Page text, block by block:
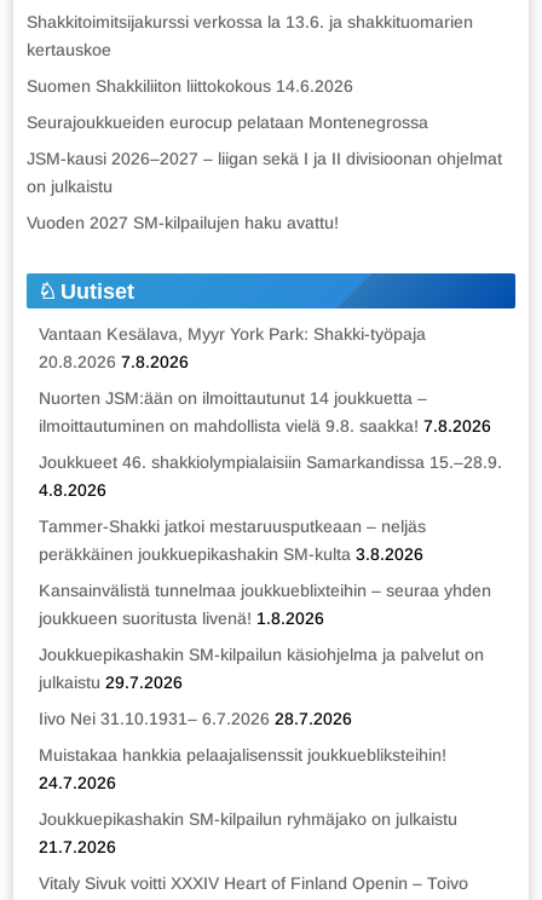
Shakkitoimitsijakurssi verkossa la 13.6. ja shakkituomarien
kertauskoe
Suomen Shakkiliiton liittokokous 14.6.2026
Seurajoukkueiden eurocup pelataan Montenegrossa
JSM-kausi 2026–2027 – liigan sekä I ja II divisioonan ohjelmat
on julkaistu
Vuoden 2027 SM-kilpailujen haku avattu!
Uutiset
Vantaan Kesälava, Myyr York Park: Shakki-työpaja
20.8.2026 7.8.2026
Nuorten JSM:ään on ilmoittautunut 14 joukkuetta –
ilmoittautuminen on mahdollista vielä 9.8. saakka! 7.8.2026
Joukkueet 46. shakkiolympialaisiin Samarkandissa 15.–28.9.
4.8.2026
Tammer-Shakki jatkoi mestaruusputkeaan – neljäs
peräkkäinen joukkuepikashakin SM-kulta 3.8.2026
Kansainvälistä tunnelmaa joukkueblixteihin – seuraa yhden
joukkueen suoritusta livenä! 1.8.2026
Joukkuepikashakin SM-kilpailun käsiohjelma ja palvelut on
julkaistu 29.7.2026
Iivo Nei 31.10.1931– 6.7.2026 28.7.2026
Muistakaa hankkia pelaajalisenssit joukkuebliksteihin!
24.7.2026
Joukkuepikashakin SM-kilpailun ryhmäjako on julkaistu
21.7.2026
Vitaly Sivuk voitti XXXIV Heart of Finland Openin – Toivo